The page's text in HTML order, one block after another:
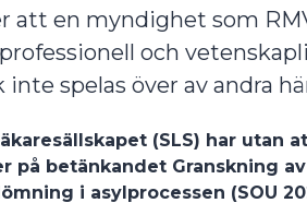
att en myndighet som
och
spelas över av andra
(SLS) har utan
på betänkandet Granskning
i asylprocessen (SOU